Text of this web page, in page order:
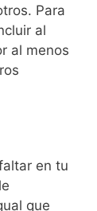
Para
al
al menos
en tu
que